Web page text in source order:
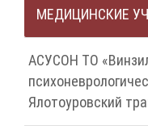
МЕДИЦИНСКИЕ
АСУСОН ТО
Ялотоуровский